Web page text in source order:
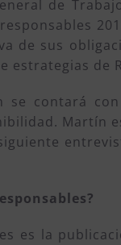
de
de sus
estrategias de
se contará
Martín
es la